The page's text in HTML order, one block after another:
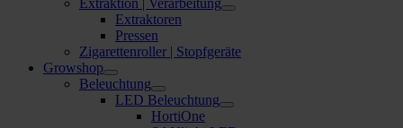
Extraktion | Verarbeitung
Extraktoren
Pressen
Zigarettenroller | Stopfgeräte
Growshop
Beleuchtung
LED Beleuchtung
HortiOne